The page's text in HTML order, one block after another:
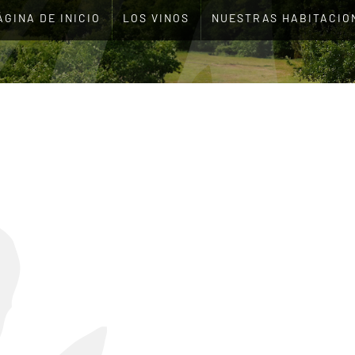
DE INICIO LOS VINOS NUESTRAS